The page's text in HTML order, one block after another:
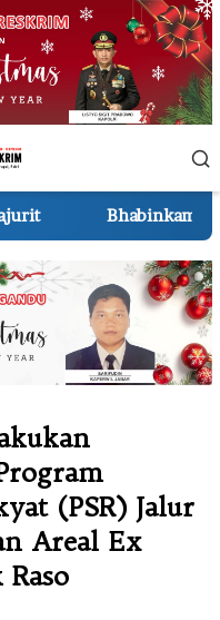
Polsek Pkl
(PSR) Jalur
Areal Ex